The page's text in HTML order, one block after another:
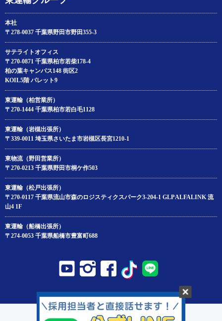
本社
〒278-0037 千葉県野田市野田355-3
サテライトオフィス
〒270-0871 千葉県柏市若柴178‐4
柏の葉キャンパス148 街区2
KOIL5階 パレット9
東運輸（柏営業所）
〒270-1444 千葉県柏市若白毛1128
東運輸（岩槻出張所）
〒339-0011 埼玉県さいたま市岩槻区長宮1210-1
東物流（野田営業所）
〒270-0213 千葉県野田市桐ケ作503
東運輸（松戸出張所）
〒270-0117 千葉県流山市森のロジスティクスパーク3-204‐1 GLP ALFALINK 流
山4 1F
東運輸（船橋出張所）
〒274-0053 千葉県船橋市豊富町688
Copyright© AZUMA UNYU,LTD.All Rights Reserved.